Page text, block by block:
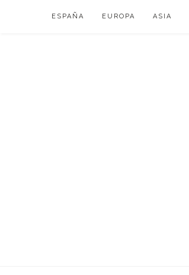
ESPAÑA EUROPA ASIA